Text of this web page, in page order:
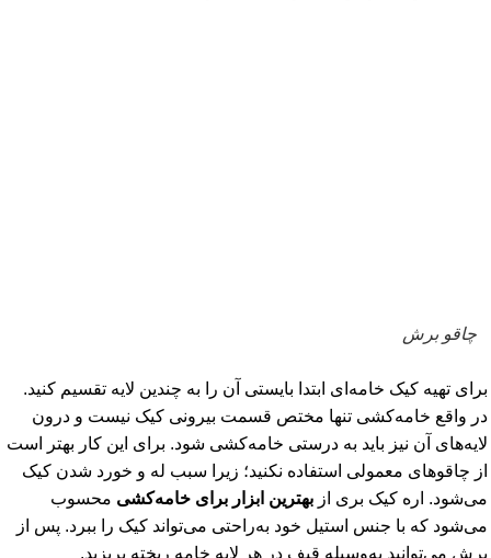
چاقو برش
برای تهیه کیک خامه‌ای ابتدا بایستی آن را به چندین لایه تقسیم کنید.
در واقع خامه‌کشی تنها مختص قسمت بیرونی کیک نیست و درون
لایه‌های آن نیز باید به درستی خامه‌کشی شود. برای این کار بهتر است
از چاقوهای معمولی استفاده نکنید؛ زیرا سبب له و خورد شدن کیک
می‌شود. اره کیک بری از بهترین ابزار برای خامه‌کشی محسوب
می‌شود که با جنس استیل خود به‌راحتی می‌تواند کیک را ببرد. پس از
برش می‌توانید به‌وسیله قیف در هر لایه خامه ریخته بریزید.